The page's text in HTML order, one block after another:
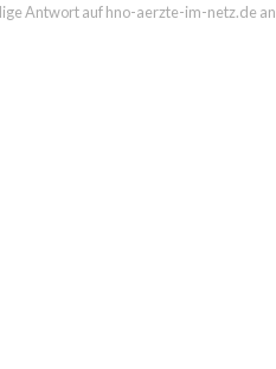
Antwort auf hno-aerzte-im-netz.de an